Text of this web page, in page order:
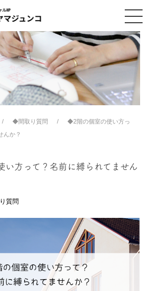
◆間取り質問
◆2階の個室の使い方っ
んか？
方って？名前に縛られてません
質問